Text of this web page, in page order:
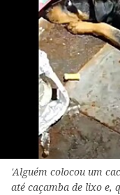
'Alguém colocou um
até caçamba de lixo e,